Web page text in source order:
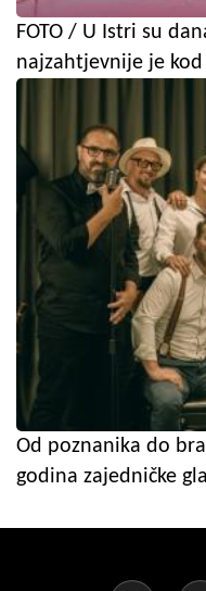
FOTO / U Istri su
najzahtjevnije je kod
Od poznanika do
godina zajedničke